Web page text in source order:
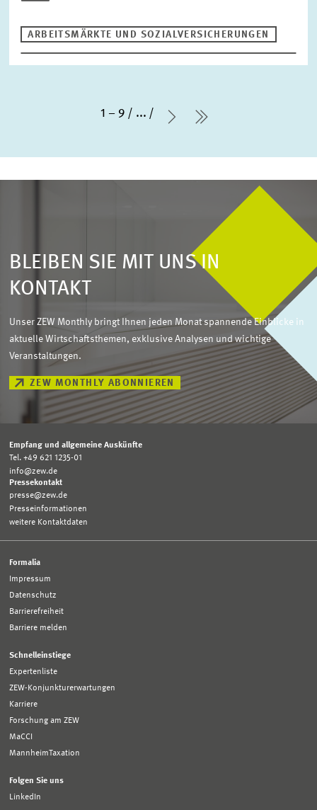
ARBEITSMÄRKTE UND SOZIALVERSICHERUNGEN
1 – 9 ...
Nächste Seite
letzte Seite
BLEIBEN SIE MIT UNS IN
KONTAKT
Unser ZEW Monthly bringt Ihnen jeden Monat spannende Einblicke in
aktuelle Wirtschaftsthemen, exklusive Analysen und wichtige
Veranstaltungen.
ZEW MONTHLY ABONNIEREN
Empfang und allgemeine Auskünfte
Tel. +49 621 1235-01
info@zew.de
Pressekontakt
presse@zew.de
Presseinformationen
weitere Kontaktdaten
Formalia
Impressum
Datenschutz
Barrierefreiheit
Barriere melden
Schnelleinstiege
Expertenliste
ZEW-Konjunkturerwartungen
Karriere
Forschung am ZEW
MaCCI
MannheimTaxation
Folgen Sie uns
LinkedIn